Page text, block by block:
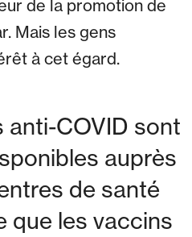
de la promotion de
Mais les gens
à cet égard.
anti-COVID sont
auprès
de santé
que les vaccins